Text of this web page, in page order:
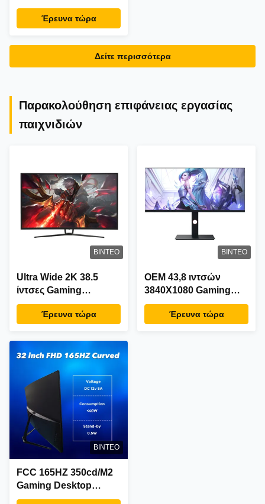
Έρευνα τώρα
Δείτε περισσότερα
Παρακολούθηση επιφάνειας εργασίας
παιχνιδιών
ΒΊΝΤΕΟ
Ultra Wide 2K 38.5
ίντσες Gaming
Desktop Monitor
1440P 165hz Freesync
Έρευνα τώρα
ΒΊΝΤΕΟ
OEM 43,8 ιντσών
3840X1080 Gaming
Desktop Monitor AMD
FreeSync Premium
Έρευνα τώρα
ΒΊΝΤΕΟ
FCC 165HZ 350cd/M2
Gaming Desktop
Monitor Usd Hdmi DP